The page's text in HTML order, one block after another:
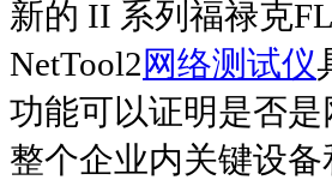
新的 II 系列 福禄克
NetTool2网络测试仪
功能可以证明是否
整个企业内关键设